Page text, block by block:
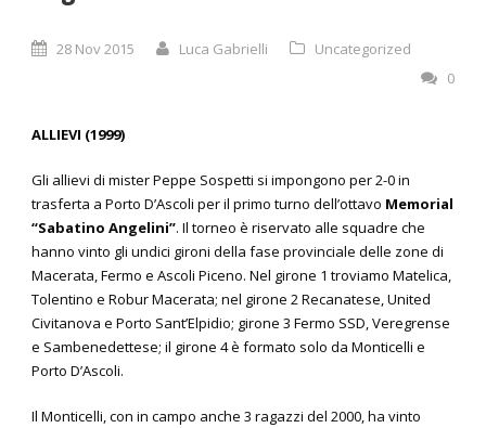
28 Nov 2015 Luca Gabrielli
Uncategorized
0
ALLIEVI (1999)
Gli allievi di mister Peppe Sospetti si impongono per 2-0 in
trasferta a Porto D’Ascoli per il primo turno dell’ottavo Memorial
“Sabatino Angelini”. Il torneo è riservato alle squadre che
hanno vinto gli undici gironi della fase provinciale delle zone di
Macerata, Fermo e Ascoli Piceno. Nel girone 1 troviamo Matelica,
Tolentino e Robur Macerata; nel girone 2 Recanatese, United
Civitanova e Porto Sant’Elpidio; girone 3 Fermo SSD, Veregrense
e Sambenedettese; il girone 4 è formato solo da Monticelli e
Porto D’Ascoli.
Il Monticelli, con in campo anche 3 ragazzi del 2000, ha vinto